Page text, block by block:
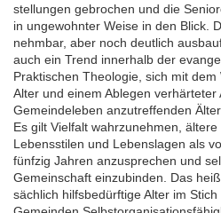
stellungen gebrochen und die
in ungewohnter Weise in den Blick.
nehmbar, aber noch deutlich
auch ein Trend innerhalb der
Praktischen Theologie, sich mit
Alter und einem Ablegen
Gemeinde­leben anzu­treffenden
Es gilt Vielfalt wahrzunehmen,
Lebens­stilen und Lebens­lagen als
fünfzig Jahren anzusprechen und
Gemeinschaft einzubinden. Das
sächlich hilfs­bedürftige Alter im